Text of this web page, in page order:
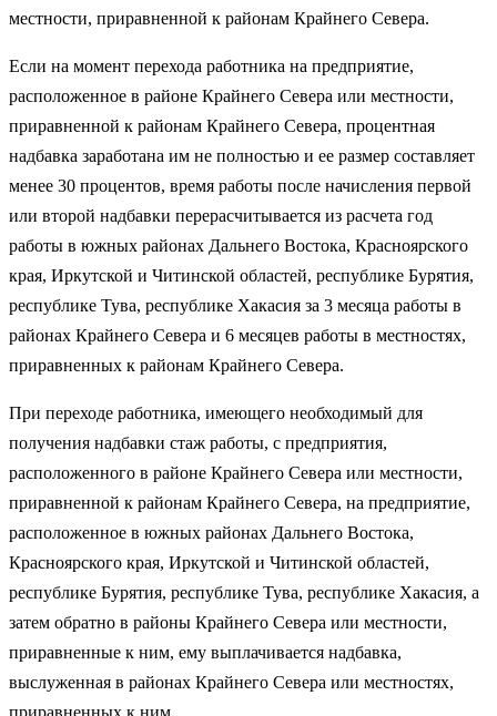
местности, приравненной к районам Крайнего Севера.
Если на момент перехода работника на предприятие,
расположенное в районе Крайнего Севера или местности,
приравненной к районам Крайнего Севера, процентная
надбавка заработана им не полностью и ее размер составляет
менее 30 процентов, время работы после начисления первой
или второй надбавки перерасчитывается из расчета год
работы в южных районах Дальнего Востока, Красноярского
края, Иркутской и Читинской областей, республике Бурятия,
республике Тува, республике Хакасия за 3 месяца работы в
районах Крайнего Севера и 6 месяцев работы в местностях,
приравненных к районам Крайнего Севера.
При переходе работника, имеющего необходимый для
получения надбавки стаж работы, с предприятия,
расположенного в районе Крайнего Севера или местности,
приравненной к районам Крайнего Севера, на предприятие,
расположенное в южных районах Дальнего Востока,
Красноярского края, Иркутской и Читинской областей,
республике Бурятия, республике Тува, республике Хакасия, а
затем обратно в районы Крайнего Севера или местности,
приравненные к ним, ему выплачивается надбавка,
выслуженная в районах Крайнего Севера или местностях,
приравненных к ним.